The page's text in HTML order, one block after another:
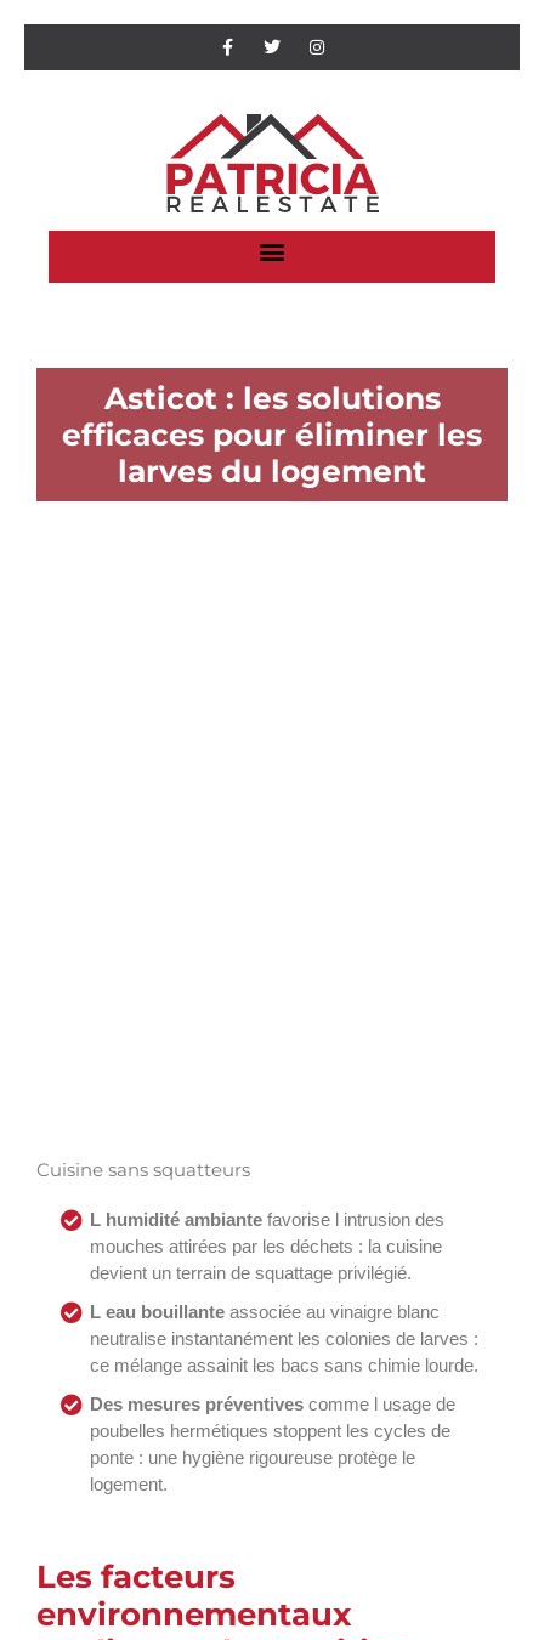
Asticot : les solutions
efficaces pour éliminer les
larves du logement
Cuisine sans squatteurs
L humidité ambiante favorise l intrusion des
mouches attirées par les déchets : la cuisine
devient un terrain de squattage privilégié.
L eau bouillante associée au vinaigre blanc
neutralise instantanément les colonies de larves :
ce mélange assainit les bacs sans chimie lourde.
Des mesures préventives comme l usage de
poubelles hermétiques stoppent les cycles de
ponte : une hygiène rigoureuse protège le
logement.
Les facteurs
environnementaux